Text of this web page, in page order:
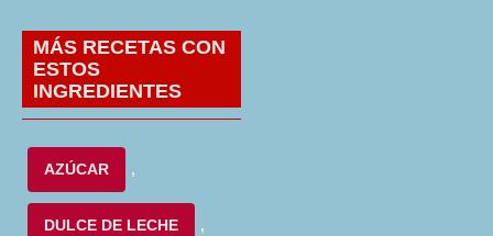
MÁS RECETAS CON
ESTOS
INGREDIENTES
AZÚCAR ,
DULCE DE LECHE ,